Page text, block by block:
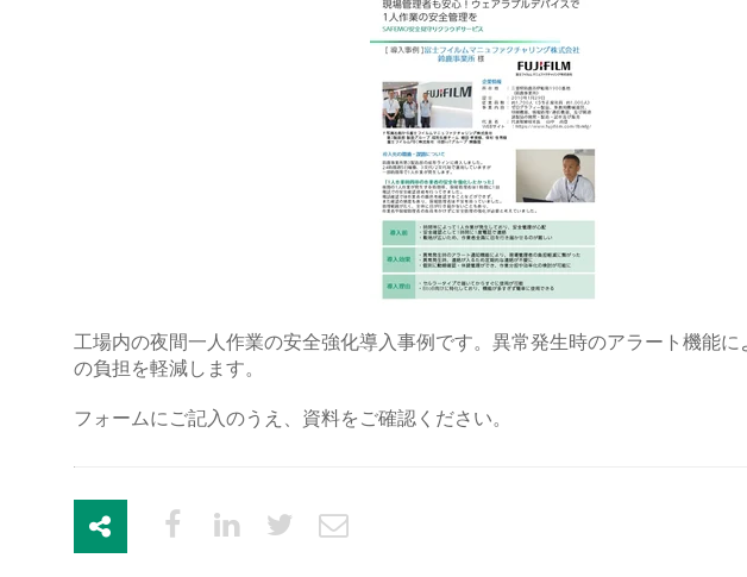
工場内の夜間一人作業の安全強化導入事例です。異常発生時のアラート機能に
の負担を軽減します。
フォームにご記入のうえ、資料をご確認ください。